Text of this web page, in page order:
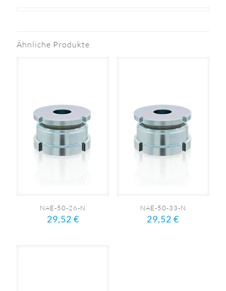
Ähnliche Produkte
NAE-50-26-N
29,52 €
NAE-50-33-N
29,52€